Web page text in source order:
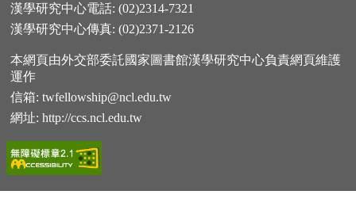
漢學研究中心電話: (02)2314-7321
漢學研究中心傳真: (02)2371-2126
本網頁由外交部委託國家圖書館漢學研究中心負責網頁維護
運作
信箱: twfellowship@ncl.edu.tw
網址: http://ccs.ncl.edu.tw